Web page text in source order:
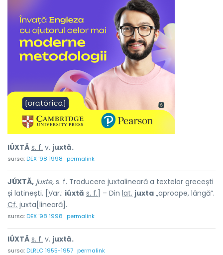
IÚXTĂ s. f. v. juxtă.
sursa:DEX '98 1998 permalink
JÚXTĂ, juxte, s. f. Traducere juxtalineară a textelor grecești
și latinești. [ Var.: iúxtă s. f. ] – Din lat. juxta „aproape, lângă”.
Cf. juxta [lineară].
sursa:DEX '98 1998 permalink
IÚXTĂ s. f. v. juxtă.
sursa:DLRLC 1955-1957 permalink